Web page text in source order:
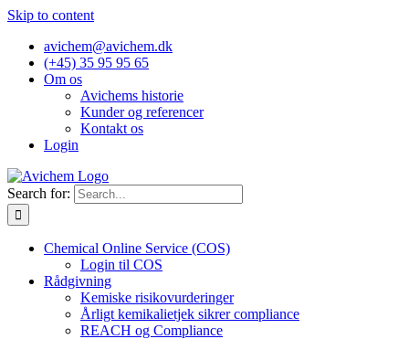
Skip to content
avichem@avichem.dk
(+45) 35 95 95 65
Om os
Avichems historie
Kunder og referencer
Kontakt os
Login
Search for:
Chemical Online Service (COS)
Login til COS
Rådgivning
Kemiske risikovurderinger
Årligt kemikalietjek sikrer compliance
REACH og Compliance